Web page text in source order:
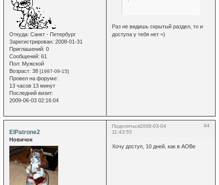
Откуда: Санкт - Петербург
Зарегистрирован: 2008-01-31
Приглашений: 0
Сообщений: 61
Пол: Мужской
Возраст: 38 [1987-09-15]
Провел на форуме:
13 часов 13 минут
Последний визит:
2009-06-03 02:16:04
Раз не видишь скрытый раздел, то и
доступа у тебя нет =)
Поделиться 64
2008-03-04
11:43:55
ElPatrone2
Новичок
Хочу доступ, 10 дней, как в АОВе